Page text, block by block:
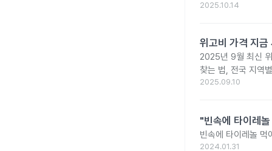
2025.10.14
위고비 가격 지금
2025년 9월 최신
찾는 법, 전국 지역
2025.09.10
"빈속에 타이레
빈속에 타이레놀 먹
2024.01.31